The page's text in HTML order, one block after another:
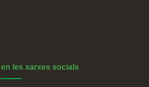
les xarxes socials